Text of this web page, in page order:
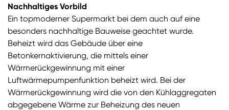
Nachhaltiges Vorbild
Ein topmoderner Supermarkt bei dem auch auf eine
besonders nachhaltige Bauweise geachtet wurde.
Beheizt wird das Gebäude über eine
Betonkernaktivierung, die mittels einer
Wärmerückgewinnung mit einer
Luftwärmepumpenfunktion beheizt wird. Bei der
Wärmerückgewinnung wird die von den Kühlaggregaten
abgegebene Wärme zur Beheizung des neuen